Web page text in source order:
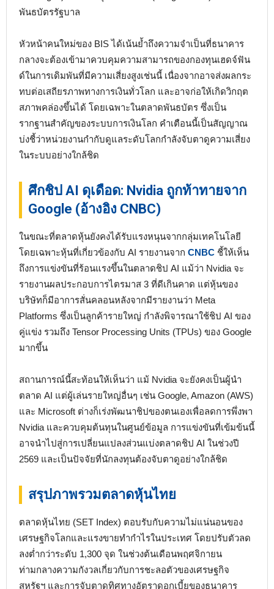
พันธบัตรรัฐบาล
หัวหน้าคนใหม่ของ BIS ได้เน้นย้ำถึงความจำเป็นที่ธนาคาร
กลางจะต้องเข้ามาควบคุมความสามารถของกองทุนเฮดจ์ฟัน
ด์ในการเดิมพันที่มีความเสี่ยงสูงเช่นนี้ เนื่องจากอาจส่งผลกระ
ทบต่อเสถียรภาพทางการเงินทั่วโลก และอาจก่อให้เกิดวิกฤต
สภาพคล่องขึ้นได้ โดยเฉพาะในตลาดพันธบัตร ซึ่งเป็น
รากฐานสำคัญของระบบการเงินโลก คำเตือนนี้เป็นสัญญาณ
บ่งชี้ว่าหน่วยงานกำกับดูแลระดับโลกกำลังจับตาดูความเสี่ยง
ในระบบอย่างใกล้ชิด
ศึกชิป AI ดุเดือด: Nvidia ถูกท้าทายจาก
Google (อ้างอิง CNBC)
ในขณะที่ตลาดหุ้นยังคงได้รับแรงหนุนจากกลุ่มเทคโนโลยี
โดยเฉพาะหุ้นที่เกี่ยวข้องกับ AI รายงานจาก CNBC ชี้ให้เห็น
ถึงการแข่งขันที่ร้อนแรงขึ้นในตลาดชิป AI แม้ว่า Nvidia จะ
รายงานผลประกอบการไตรมาส 3 ที่ดีเกินคาด แต่หุ้นของ
บริษัทก็มีอาการสั่นคลอนหลังจากมีรายงานว่า Meta
Platforms ซึ่งเป็นลูกค้ารายใหญ่ กำลังพิจารณาใช้ชิป AI ของ
คู่แข่ง รวมถึง Tensor Processing Units (TPUs) ของ Google
มากขึ้น
สถานการณ์นี้สะท้อนให้เห็นว่า แม้ Nvidia จะยังคงเป็นผู้นำ
ตลาด AI แต่ผู้เล่นรายใหญ่อื่นๆ เช่น Google, Amazon (AWS)
และ Microsoft ต่างก็เร่งพัฒนาชิปของตนเองเพื่อลดการพึ่งพา
Nvidia และควบคุมต้นทุนในศูนย์ข้อมูล การแข่งขันที่เข้มข้นนี้
อาจนำไปสู่การเปลี่ยนแปลงส่วนแบ่งตลาดชิป AI ในช่วงปี
2569 และเป็นปัจจัยที่นักลงทุนต้องจับตาดูอย่างใกล้ชิด
สรุปภาพรวมตลาดหุ้นไทย
ตลาดหุ้นไทย (SET Index) ตอบรับกับความไม่แน่นอนของ
เศรษฐกิจโลกและแรงขายทำกำไรในประเทศ โดยปรับตัวลด
ลงต่ำกว่าระดับ 1,300 จุด ในช่วงต้นเดือนพฤศจิกายน
ท่ามกลางความกังวลเกี่ยวกับการชะลอตัวของเศรษฐกิจ
สหรัฐฯ และการจับตาดูทิศทางอัตราดอกเบี้ยของธนาคาร